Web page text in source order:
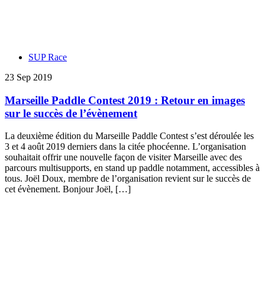
SUP Race
23 Sep 2019
Marseille Paddle Contest 2019 : Retour en images
sur le succès de l’évènement
La deuxième édition du Marseille Paddle Contest s’est déroulée les
3 et 4 août 2019 derniers dans la citée phocéenne. L’organisation
souhaitait offrir une nouvelle façon de visiter Marseille avec des
parcours multisupports, en stand up paddle notamment, accessibles à
tous. Joël Doux, membre de l’organisation revient sur le succès de
cet évènement. Bonjour Joël, […]